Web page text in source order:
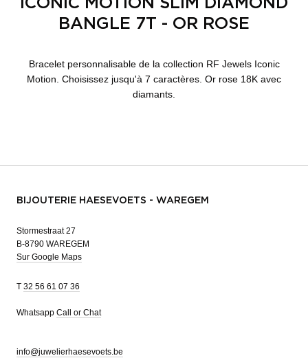
ICONIC MOTION SLIM DIAMOND
BANGLE 7T - OR ROSE
Bracelet personnalisable de la collection RF Jewels Iconic
Motion. Choisissez jusqu'à 7 caractères. Or rose 18K avec
diamants.
BIJOUTERIE HAESEVOETS - WAREGEM
Stormestraat 27
B-8790 WAREGEM
Sur Google Maps
T 32 56 61 07 36
Whatsapp Call or Chat
info@juwelierhaesevoets.be